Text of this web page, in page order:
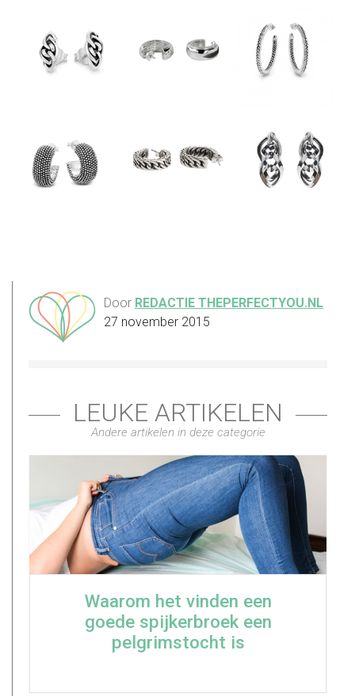
Door REDACTIE THEPERFECTYOU.NL
27 november 2015
LEUKE ARTIKELEN
Andere artikelen in deze categorie
Waarom het vinden een
goede spijkerbroek een
pelgrimstocht is